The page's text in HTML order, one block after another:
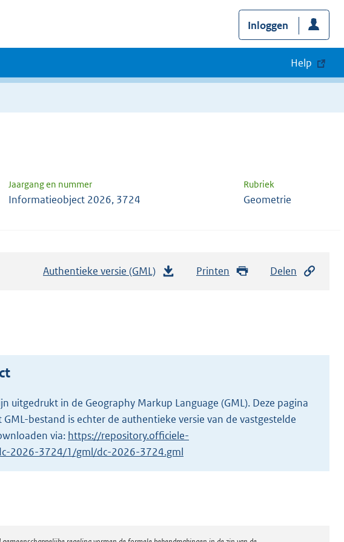
Inloggen
Help
Jaargang en nummer Rubriek
Informatieobject 2026, 3724 Geometrie
Authentieke versie (GML)
n
g
r
o
o
Printen Delen
in de Geography Markup Language (GML). Deze pagina
bestand is echter de authentieke versie van de vastgestelde
via: https://repository.officiele-
2026-3724/1/gml/dc-2026-3724.gml